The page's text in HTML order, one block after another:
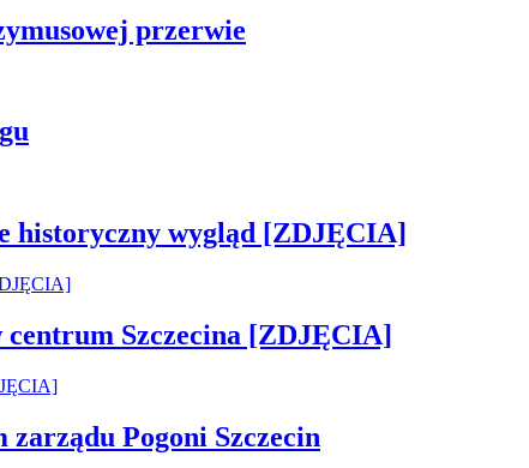
przerwie
historyczny wygląd [ZDJĘCIA]
Szczecina [ZDJĘCIA]
Pogoni Szczecin